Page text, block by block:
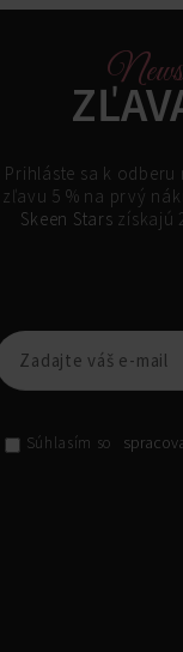
Prihláste sa k
zľavu 5 % na prvý
Skeen Stars získajú
Súhlasím so